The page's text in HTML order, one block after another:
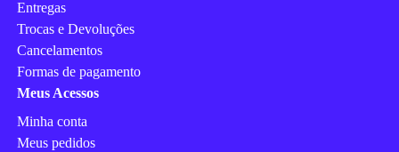
Entregas
Trocas e Devoluções
Cancelamentos
Formas de pagamento
Meus Acessos
Minha conta
Meus pedidos